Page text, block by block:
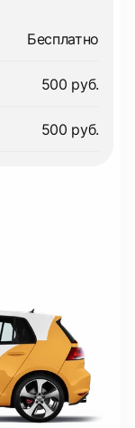
Бесплатно
500 руб.
500 руб.